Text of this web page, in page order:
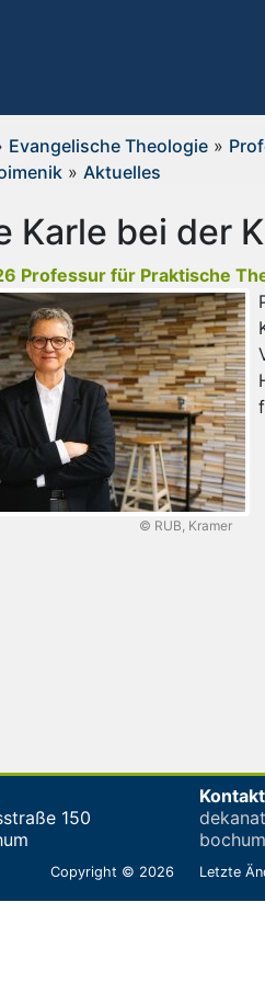
Evangelische Theologie»
» Aktuelles
Karle bei der
Professur für Praktische
© RUB, Kramer
150
Kontakt
Copyright © 2026 Letzte